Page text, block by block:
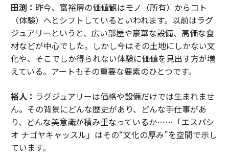
田渕： 昨今、富裕層の価値観はモノ（所有）からコト
（体験）へとシフトしているといわれます。以前はラグ
ジュアリーというと、広い部屋や豪華な設備、高価な食
材などが中心でした。しかし今はその土地にしかない文
化や、そこでしか得られない体験に価値を見出す方が増
えている。アートもその重要な要素のひとつです。
裕人： ラグジュアリーは価格や設備だけでは生まれませ
ん。その背景にどんな歴史があり、どんな手仕事があ
り、どんな美意識が積み重なっているか……「エスパシ
オ ナゴヤキャッスル」はその“文化の厚み”を空間で示し
ています。